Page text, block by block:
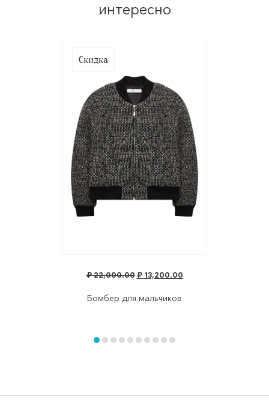
интересно
Скидка
Бомбер для мальчиков
₽22,000.00 ₽13,200.00
itemitemitemitemitemitemitemitemitemitem